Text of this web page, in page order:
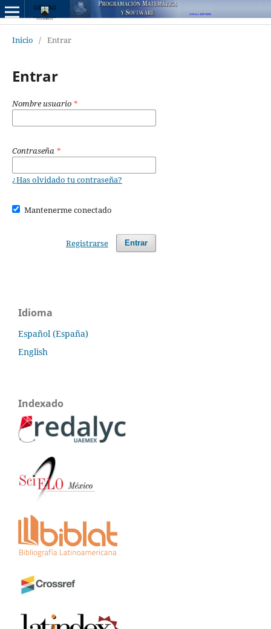
Inicio / Entrar
Entrar
Nombre usuario *
Contraseña *
¿Has olvidado tu contraseña?
Mantenerme conectado
Entrar
Registrarse
Idioma
Español (España)
English
Indexado